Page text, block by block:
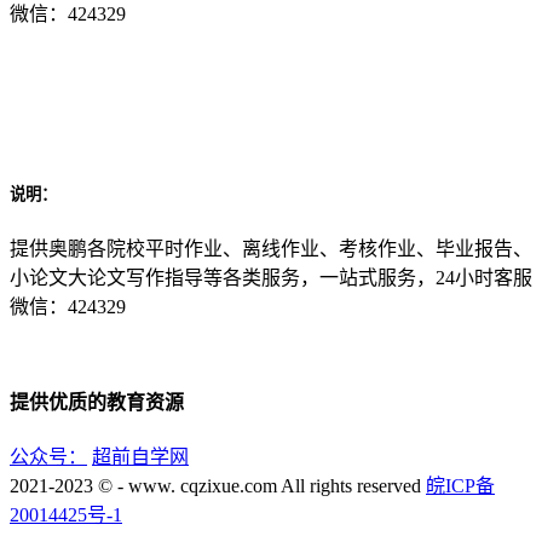
微信：424329
说明：
提供奥鹏各院校平时作业、离线作业、考核作业、毕业报告、
小论文大论文写作指导等各类服务，一站式服务，24小时客服
微信：424329
提供优质的教育资源
公众号：
超前自学网
2021-2023 © - www. cqzixue.com All rights reserved 皖ICP备
20014425号-1